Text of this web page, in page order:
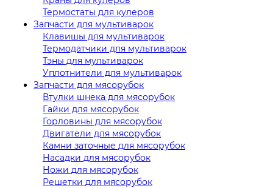
Термостаты для кулеров
Запчасти для мультиварок
Клавишы для мультиварок
Термодатчики для мультиварок
Тэны для мультиварок
Уплотнители для мультиварок
Запчасти для мясорубок
Втулки шнека для мясорубок
Гайки для мясорубок
Горловины для мясорубок
Двигатели для мясорубок
Камни заточные для мясорубок
Насадки для мясорубок
Ножи для мясорубок
Решетки для мясорубок